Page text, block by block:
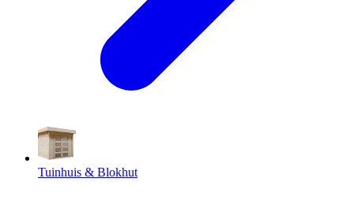
Tuinhuis & Blokhut